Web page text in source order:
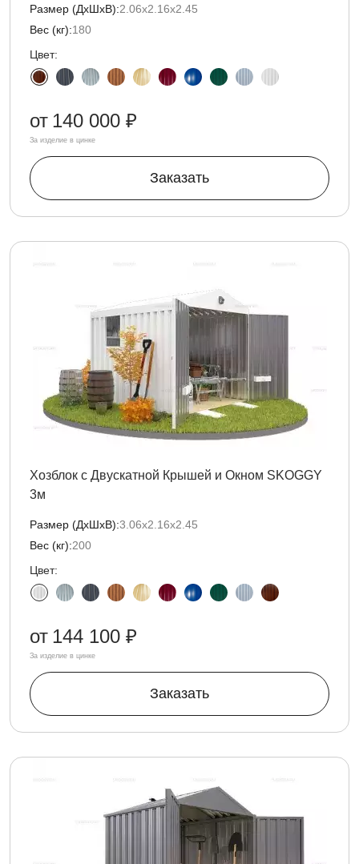
Размер (ДxШxВ):2.06х2.16х2.45
Вес (кг):180
Цвет:
от 140 000 ₽
За изделие в цинке
Заказать
Хозблок с Двускатной Крышей и Окном SKOGGY
3м
Размер (ДxШxВ):3.06х2.16х2.45
Вес (кг):200
Цвет:
от 144 100 ₽
За изделие в цинке
Заказать